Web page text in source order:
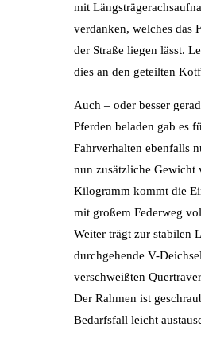
mit
verdanken, welches das
der Straße liegen lässt.
dies an den geteilten
Auch – oder besser
Pferden beladen gab es
Fahrverhalten ebenfalls
nun zusätzliche Gewicht
Kilogramm kommt die
mit großem Federweg
Weiter trägt zur stabilen
durchgehende V-
verschweißten
Der Rahmen ist
Bedarfsfall leicht